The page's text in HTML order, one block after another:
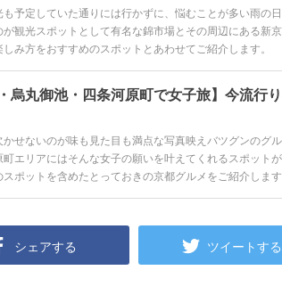
も予定していた通りには行かずに、悩むことが多い雨の
観光スポットとして有名な錦市場とその周辺にある新
み方をおすすめのスポットとあわせてご紹介します。
烏丸御池・四条河原町で女子旅】今流行
せないのが味も見た目も満点な写真映えバツグンのグ
エリアにはそんな女子の願いを叶えてくれるスポット
ポットを含めたとっておきの京都グルメをご紹介します
シェアする ツイートする